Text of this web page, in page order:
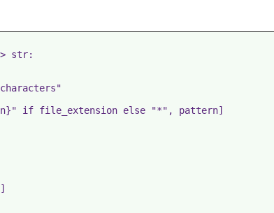
str:
if file_extension else "*", pattern]